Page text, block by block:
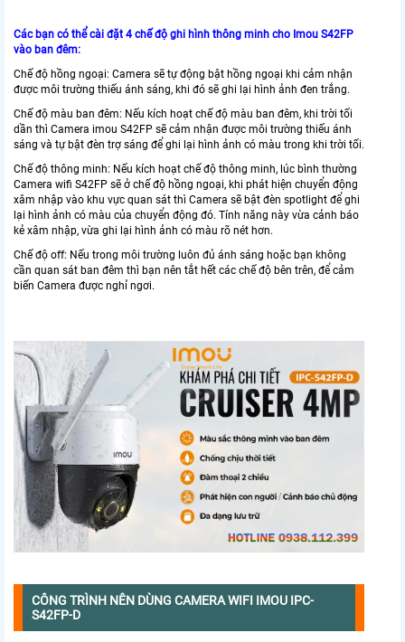
Các bạn có thể cài đặt 4 chế độ ghi hình thông minh cho Imou S42FP
vào ban đêm:
Chế độ hồng ngoại: Camera sẽ tự động bật hồng ngoại khi cảm nhận
được môi trường thiếu ánh sáng, khi đó sẽ ghi lại hình ảnh đen trắng.
Chế độ màu ban đêm: Nếu kích hoạt chế độ màu ban đêm, khi trời tối
dần thì Camera imou S42FP sẽ cảm nhận được môi trường thiếu ánh
sáng và tự bật đèn trợ sáng để ghi lại hình ảnh có màu trong khi trời tối.
Chế độ thông minh: Nếu kích hoạt chế độ thông minh, lúc bình thường
Camera wifi S42FP sẽ ở chế độ hồng ngoại, khi phát hiện chuyển động
xâm nhập vào khu vực quan sát thì Camera sẽ bật đèn spotlight để ghi
lại hình ảnh có màu của chuyển động đó. Tính năng này vừa cảnh báo
kẻ xâm nhập, vừa ghi lại hình ảnh có màu rõ nét hơn.
Chế độ off: Nếu trong môi trường luôn đủ ánh sáng hoặc bạn không
cần quan sát ban đêm thì bạn nên tắt hết các chế độ bên trên, để cảm
biến Camera được nghỉ ngơi.
CÔNG TRÌNH NÊN DÙNG CAMERA WIFI IMOU IPC-
S42FP-D